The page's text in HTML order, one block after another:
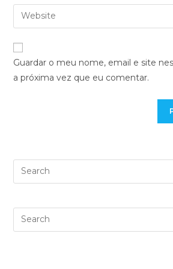
Guardar o meu nome, email e site
a próxima vez que eu comentar.